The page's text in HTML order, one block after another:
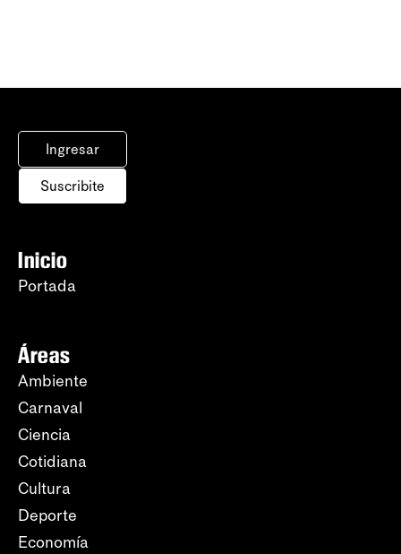
Ingresar
Suscribite
Inicio
Portada
Áreas
Ambiente
Carnaval
Ciencia
Cotidiana
Cultura
Deporte
Economía